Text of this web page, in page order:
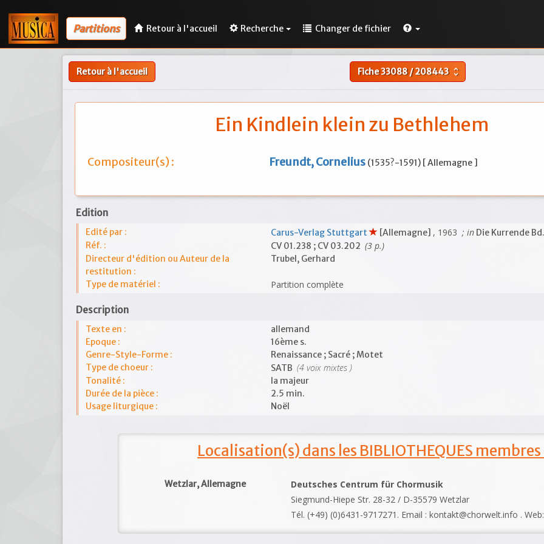
Partitions Retour à l'accueil Recherche Changer de fichier
Retour à l'accueil Fiche33088/208443 unfold_more
Ein Kindlein klein zu Bethlehem
Compositeur(s) : Freundt, Cornelius (1535?-1591) [ Allemagne ]
Edition
Edité par : Carus-Verlag Stuttgart [Allemagne] , 1963 ; in Die Kurrende
Réf. :
CV 01.238 ; CV 03.202 (3 p.)
Directeur d'édition ou Auteur de la
restitution :
Trubel, Gerhard
Type de matériel : Partition complète
Description
Texte en :
allemand
Epoque :
16ème s.
Genre-Style-Forme :
Renaissance ; Sacré ; Motet
Type de choeur :
SATB (4 voix mixtes )
Tonalité :
la majeur
Durée de la pièce :
2.5 min.
Usage liturgique :
Noël
Localisation(s) dans les BIBLIOTHEQUES membres
Wetzlar, Allemagne
Deutsches Centrum für Chormusik
Siegmund-Hiepe Str. 28-32 / D-35579 Wetzlar
Tél. (+49) (0)6431-9717271. Email : kontakt@chorwelt.info .